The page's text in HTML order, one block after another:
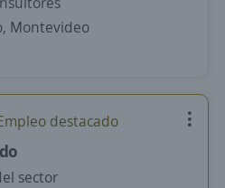
Montevideo
destacado
sector